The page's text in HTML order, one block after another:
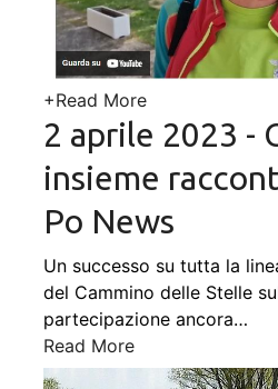
+Read More
2 aprile 2023 -
insieme
Po News
Un successo su tutta la
del Cammino delle Stelle
partecipazione ancora…
Read More